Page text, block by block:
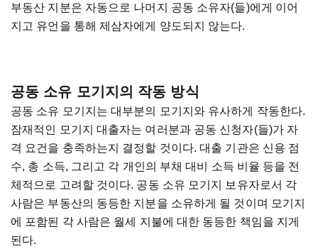
부동산 지분은 자동으로 나머지 공동 소유자(들)에게 이어
지고 유언을 통해 제삼자에게 양도되지 않는다.
공동 소유 모기지의 작동 방식
공동 소유 모기지는 대부분의 모기지와 유사하게 작동한다.
잠재적인 모기지 대출자는 여러분과 공동 신청자(들)가 자
격 요건을 충족하는지 결정할 것이다. 대출 기관은 신용 점
수, 총 소득, 그리고 각 개인의 부채 대비 소득 비율 등을 전
체적으로 고려할 것이다. 공동 소유 모기지 보유자로서 각
사람은 부동산의 동등한 지분을 소유하게 될 것이며 모기지
에 포함된 각 사람은 월세 지불에 대한 동등한 책임을 지게
된다.